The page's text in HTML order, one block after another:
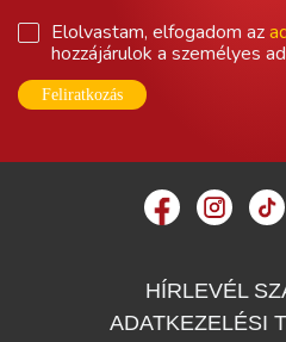
Elolvastam, elfogadom az
hozzájárulok a személyes
Feliratkozás
HÍRLEVÉL
ADATKEZELÉSI